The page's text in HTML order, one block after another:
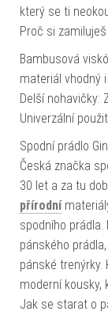
který se ti
Proč si
Bambusová
materiál vhodný
Delší nohavičky:
Univerzální
Spodní prádlo
Česká značka
30 let a za tu
přírodní
spodního
pánského
pánské
moderní kousky,
Jak se starat o